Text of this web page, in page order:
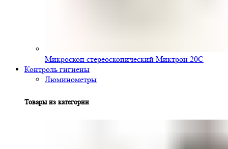
Микроскоп стереоскопический Миктрон 20С
Контроль гигиены
Люминометры
Товары из категории